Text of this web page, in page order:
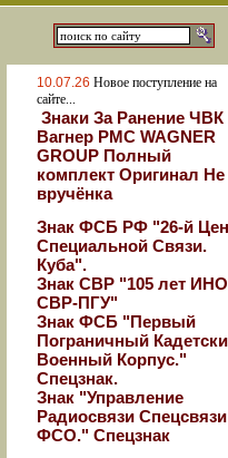
10.07.26 Новое поступление на
сайте...
Знаки За Ранение ЧВК
Вагнер РМС WAGNER
GROUP Полный
комплект Оригинал Не
вручёнка
Знак ФСБ РФ "26-й
Специальной Связи.
Куба".
Знак СВР "105 лет
СВР-ПГУ"
Знак ФСБ "Первый
Пограничный
Военный Корпус."
Спецзнак.
Знак "Управление
Радиосвязи Спецсвязи
ФСО." Спецзнак